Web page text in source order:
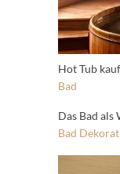
Hot Tub
Bad
Das Bad als
Bad